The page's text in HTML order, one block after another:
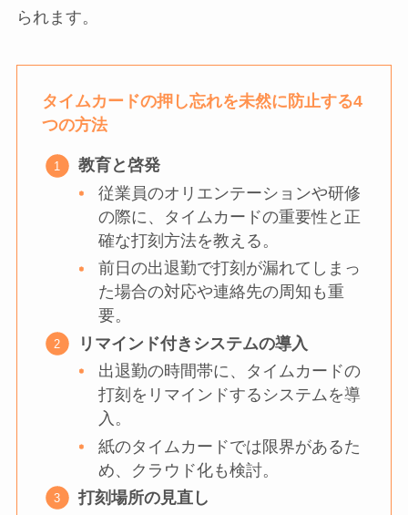
られます。
タイムカードの押し忘れを未然に防止する4
つの方法
教育と啓発
従業員のオリエンテーションや研修
の際に、タイムカードの重要性と正
確な打刻方法を教える。
前日の出退勤で打刻が漏れてしまっ
た場合の対応や連絡先の周知も重
要。
リマインド付きシステムの導入
出退勤の時間帯に、タイムカードの
打刻をリマインドするシステムを導
入。
紙のタイムカードでは限界があるた
め、クラウド化も検討。
打刻場所の見直し